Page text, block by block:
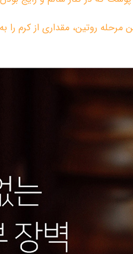
روتین، مقداری از کرم را